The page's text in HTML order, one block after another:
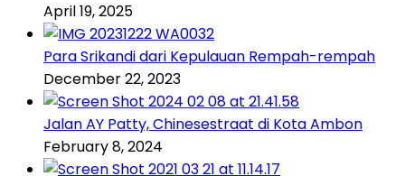
April 19, 2025
Para Srikandi dari Kepulauan Rempah-rempah
December 22, 2023
Jalan AY Patty, Chinesestraat di Kota Ambon
February 8, 2024